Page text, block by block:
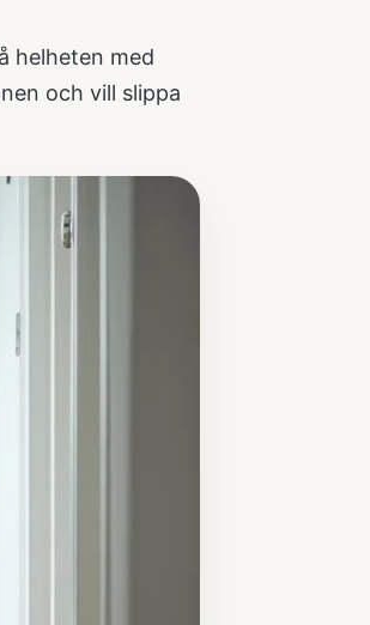
helheten med
och vill slippa